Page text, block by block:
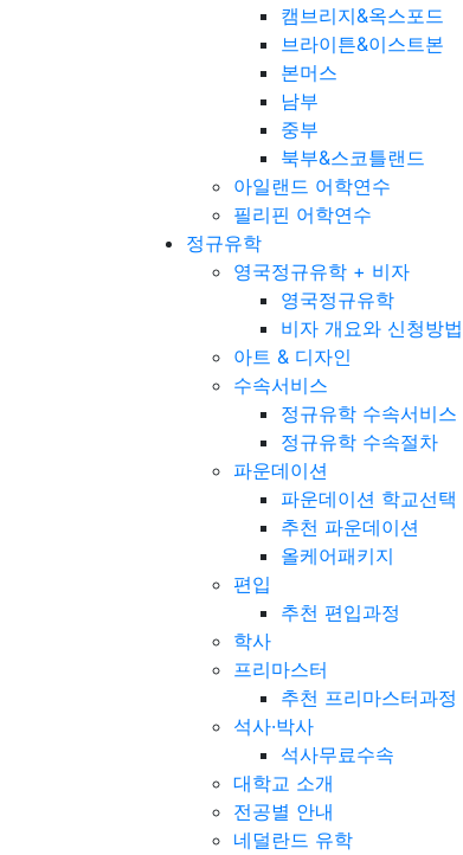
캠브리지&옥스포드
브라이튼&이스트본
본머스
남부
중부
북부&스코틀랜드
아일랜드 어학연수
필리핀 어학연수
정규유학
영국정규유학 + 비자
영국정규유학
비자 개요와 신청방법
아트 & 디자인
수속서비스
정규유학 수속서비스
정규유학 수속절차
파운데이션
파운데이션 학교선택
추천 파운데이션
올케어패키지
편입
추천 편입과정
학사
프리마스터
추천 프리마스터과정
석사·박사
석사무료수속
대학교 소개
전공별 안내
네덜란드 유학